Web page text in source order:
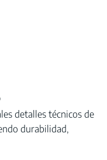
detalles técnicos de
durabilidad,